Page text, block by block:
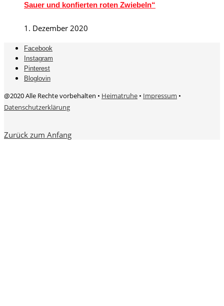
Sauer und konfierten roten Zwiebeln“
1. Dezember 2020
Facebook
Instagram
Pinterest
Bloglovin
@2020 Alle Rechte vorbehalten • Heimatruhe • Impressum •
Datenschutzerklärung
Zurück zum Anfang